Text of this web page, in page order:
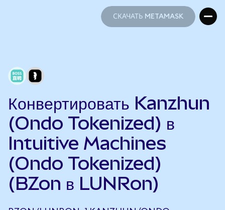
СКАЧАТЬ METAMASK
Конвертировать Kanzhun
(Ondo Tokenized) в
Intuitive Machines
(Ondo Tokenized)
(BZon в LUNRon)